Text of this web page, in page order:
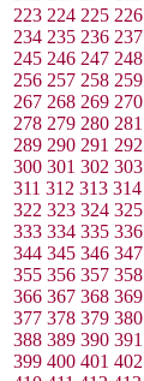
223 224 225 226
234 235 236 237
245 246 247 248
256 257 258 259
267 268 269 270
278 279 280 281
289 290 291 292
300 301 302 303
311 312 313 314
322 323 324 325
333 334 335 336
344 345 346 347
355 356 357 358
366 367 368 369
377 378 379 380
388 389 390 391
399 400 401 402